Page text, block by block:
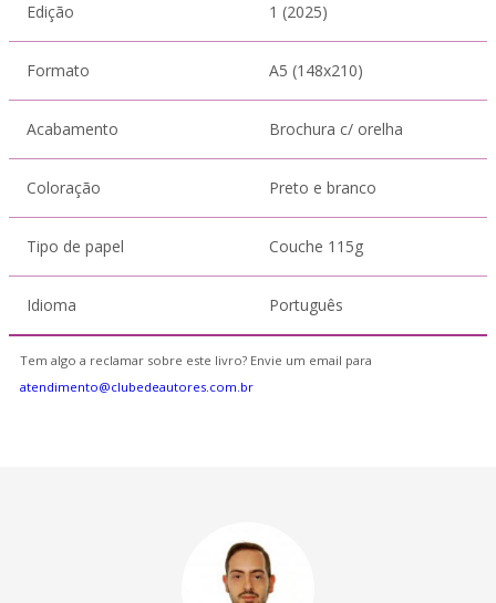
Edição 1 (2025)
Formato A5 (148x210)
Acabamento Brochura c/ orelha
Coloração Preto e branco
Tipo de papel Couche 115g
Idioma Português
Tem algo a reclamar sobre este livro? Envie um email para
atendimento@clubedeautores.com.br